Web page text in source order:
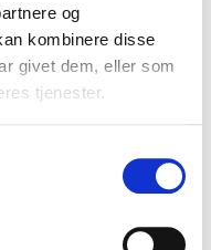
og
kombinere disse
givet dem, eller som
tjenester.
med fokus på